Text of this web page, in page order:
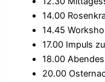
14.00
14.45
17.00 Impuls
18.00
20.00